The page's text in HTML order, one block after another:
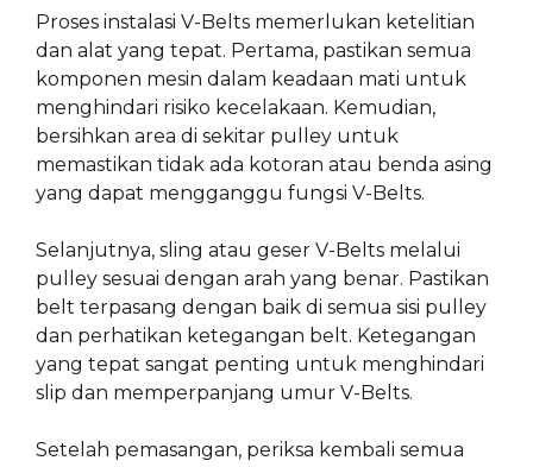
Proses instalasi V-Belts memerlukan ketelitian
dan alat yang tepat. Pertama, pastikan semua
komponen mesin dalam keadaan mati untuk
menghindari risiko kecelakaan. Kemudian,
bersihkan area di sekitar pulley untuk
memastikan tidak ada kotoran atau benda asing
yang dapat mengganggu fungsi V-Belts.
Selanjutnya, sling atau geser V-Belts melalui
pulley sesuai dengan arah yang benar. Pastikan
belt terpasang dengan baik di semua sisi pulley
dan perhatikan ketegangan belt. Ketegangan
yang tepat sangat penting untuk menghindari
slip dan memperpanjang umur V-Belts.
Setelah pemasangan, periksa kembali semua